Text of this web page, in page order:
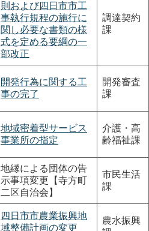
則および四日市市工
事執行規程の施行に
関し必要な書類の様
式を定める要綱の一
部改正
調達契約
課
開発行為に関する工
事の完了
開発審査
課
地域密着型サービス
事業所の指定
介護・高
齢福祉課
地縁による団体の告
示事項変更【寺方町
二区自治会】
市民生活
課
四日市市農業振興地
域整備計画の変更
農水振興